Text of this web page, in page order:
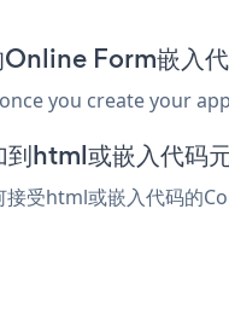
Form嵌入
you create your app
html或嵌入代码
受html或嵌入代码的